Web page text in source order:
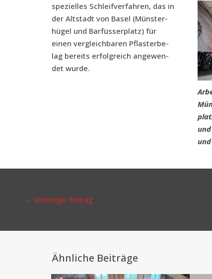
spe­zi­el­les Schleif­ver­fah­ren, das in
der Alt­stadt von Basel (Müns­ter­
hü­gel und Bar­füs­ser­platz) für
einen ver­gleich­ba­ren Pflas­ter­be­
lag bereits erfolg­reich ange­wen­
det wurde.
← Vorheriger Beitrag
Ähnliche Beiträge